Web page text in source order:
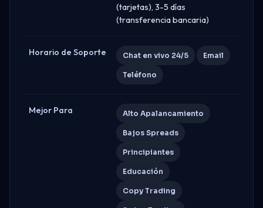
(tarjetas), 3-5 días
(transferencia bancaria)
Horario de Soporte Chat en vivo 24/5 Email
Teléfono
Mejor Para Alto Apalancamiento
Bajos Spreads
Principiantes
Educación
Copy Trading